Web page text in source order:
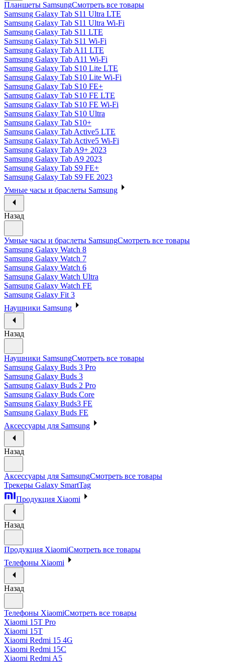
Планшеты SamsungСмотреть все товары
Samsung Galaxy Tab S11 Ultra LTE
Samsung Galaxy Tab S11 Ultra Wi-Fi
Samsung Galaxy Tab S11 LTE
Samsung Galaxy Tab S11 Wi-Fi
Samsung Galaxy Tab A11 LTE
Samsung Galaxy Tab A11 Wi-Fi
Samsung Galaxy Tab S10 Lite LTE
Samsung Galaxy Tab S10 Lite Wi-Fi
Samsung Galaxy Tab S10 FE+
Samsung Galaxy Tab S10 FE LTE
Samsung Galaxy Tab S10 FE Wi-Fi
Samsung Galaxy Tab S10 Ultra
Samsung Galaxy Tab S10+
Samsung Galaxy Tab Active5 LTE
Samsung Galaxy Tab Active5 Wi-Fi
Samsung Galaxy Tab A9+ 2023
Samsung Galaxy Tab A9 2023
Samsung Galaxy Tab S9 FE+
Samsung Galaxy Tab S9 FE 2023
Умные часы и браслеты Samsung
Назад
Умные часы и браслеты SamsungСмотреть все товары
Samsung Galaxy Watch 8
Samsung Galaxy Watch 7
Samsung Galaxy Watch 6
Samsung Galaxy Watch Ultra
Samsung Galaxy Watch FE
Samsung Galaxy Fit 3
Наушники Samsung
Назад
Наушники SamsungСмотреть все товары
Samsung Galaxy Buds 3 Pro
Samsung Galaxy Buds 3
Samsung Galaxy Buds 2 Pro
Samsung Galaxy Buds Core
Samsung Galaxy Buds3 FE
Samsung Galaxy Buds FE
Аксессуары для Samsung
Назад
Аксессуары для SamsungСмотреть все товары
Трекеры Galaxy SmartTag
Продукция Xiaomi
Назад
Продукция XiaomiСмотреть все товары
Телефоны Xiaomi
Назад
Телефоны XiaomiСмотреть все товары
Xiaomi 15T Pro
Xiaomi 15T
Xiaomi Redmi 15 4G
Xiaomi Redmi 15C
Xiaomi Redmi A5